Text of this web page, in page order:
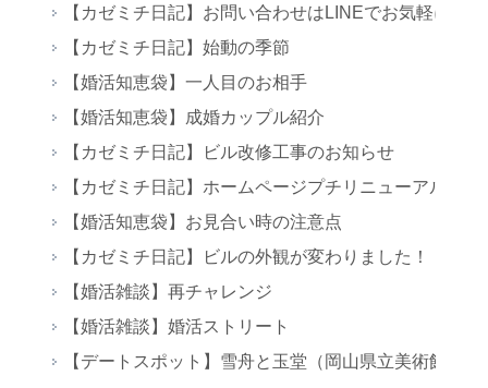
【カゼミチ日記】お問い合わせはLINEでお気軽に！
【カゼミチ日記】始動の季節
【婚活知恵袋】一人目のお相手
【婚活知恵袋】成婚カップル紹介
【カゼミチ日記】ビル改修工事のお知らせ
【カゼミチ日記】ホームページプチリニューアル
【婚活知恵袋】お見合い時の注意点
【カゼミチ日記】ビルの外観が変わりました！
【婚活雑談】再チャレンジ
【婚活雑談】婚活ストリート
【デートスポット】雪舟と玉堂（岡山県立美術館）